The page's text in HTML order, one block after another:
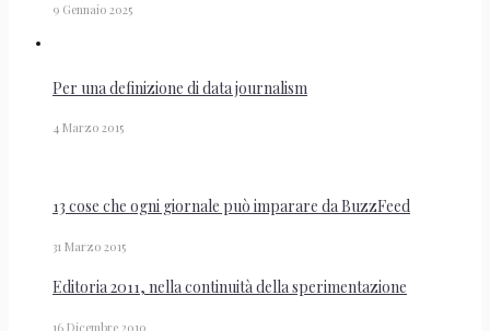
9 Gennaio 2025
Per una definizione di data journalism
4 Marzo 2015
13 cose che ogni giornale può imparare da BuzzFeed
31 Marzo 2015
Editoria 2011, nella continuità della sperimentazione
16 Dicembre 2010